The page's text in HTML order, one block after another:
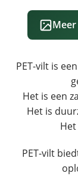
PET-vilt is
Het is een
Het is
PET-vilt